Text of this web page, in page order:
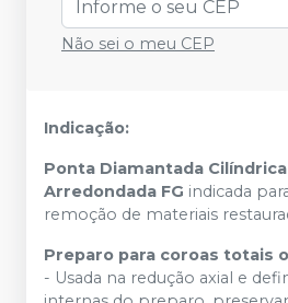
Não sei o meu CEP
Indicação:
Ponta Diamantada
Arredondada FG indicada
remoção de materiais
Preparo para coroas totais
- Usada na redução axial e